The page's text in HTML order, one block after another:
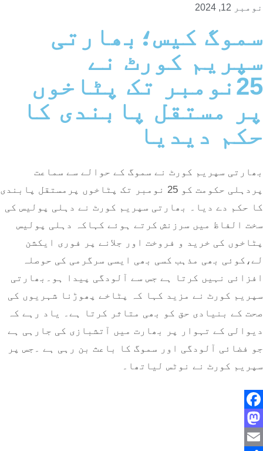
نومبر 12, 2024
سموگ کیس؛بھارتی
سپریم کورٹ نے
25نومبر تک پٹاخوں
پر مستقل پابندی کا
حکم دیدیا
بھارتی سپریم کورٹ نے سموگ کے حوالے سے سماعت
پردہلی حکومت کو 25 نومبر تک پٹاخوں پرمستقل پابندی
کا حکم دے دیا۔ بھارتی سپریم کورٹ نے دہلی پولیس کی
سخت الفاظ میں سرزنش کرتے ہوئے کہاکہ دہلی پولیس
پٹاخوں کی خرید و فروخت اور جلانے پر فوری ایکشن
لے،کوئی بھی مذہب کسی بھی ایسی سرگرمی کی حوصلہ
افزائی نہیں کرتا ہے جس سے آلودگی پیدا ہو۔بھارتی
سپریم کورٹ نے مزید کہا کہ پٹاخے پھوڑنا شہریوں کی
صحت کے بنیادی حق کو بھی متاثر کرتا ہے۔ یاد رہے کہ
دیوالی کے تہوار پر بھارت میں آتشبازی کی جارہی ہے
جو فضائی آلودگی اور سموگ کا باعث بن رہی ہے ۔جس پر
سپریم کورٹ نے نوٹس لیاتھا۔
Facebook
Mastodon